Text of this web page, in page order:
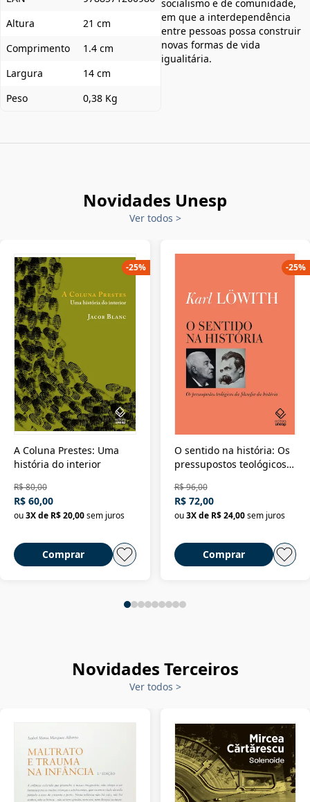
Altura
21 cm
Comprimento
1.4 cm
Largura
14 cm
Peso
0,38 Kg
socialismo e de comunidade,
em que a interdependência
entre pessoas possa construir
novas formas de vida
igualitária.⁠
Novidades Unesp
Ver todos >
A Coluna Prestes: Uma
história do interior
R$ 80,00
R$ 60,00
ou3X de R$ 20,00sem juros
Comprar
-25%
O sentido na história: Os
pressupostos teológicos
R$ 96,00
R$ 72,00
ou 3X de R$ 24,00 sem juros
Comprar
-25%
Novidades Terceiros
Ver todos >